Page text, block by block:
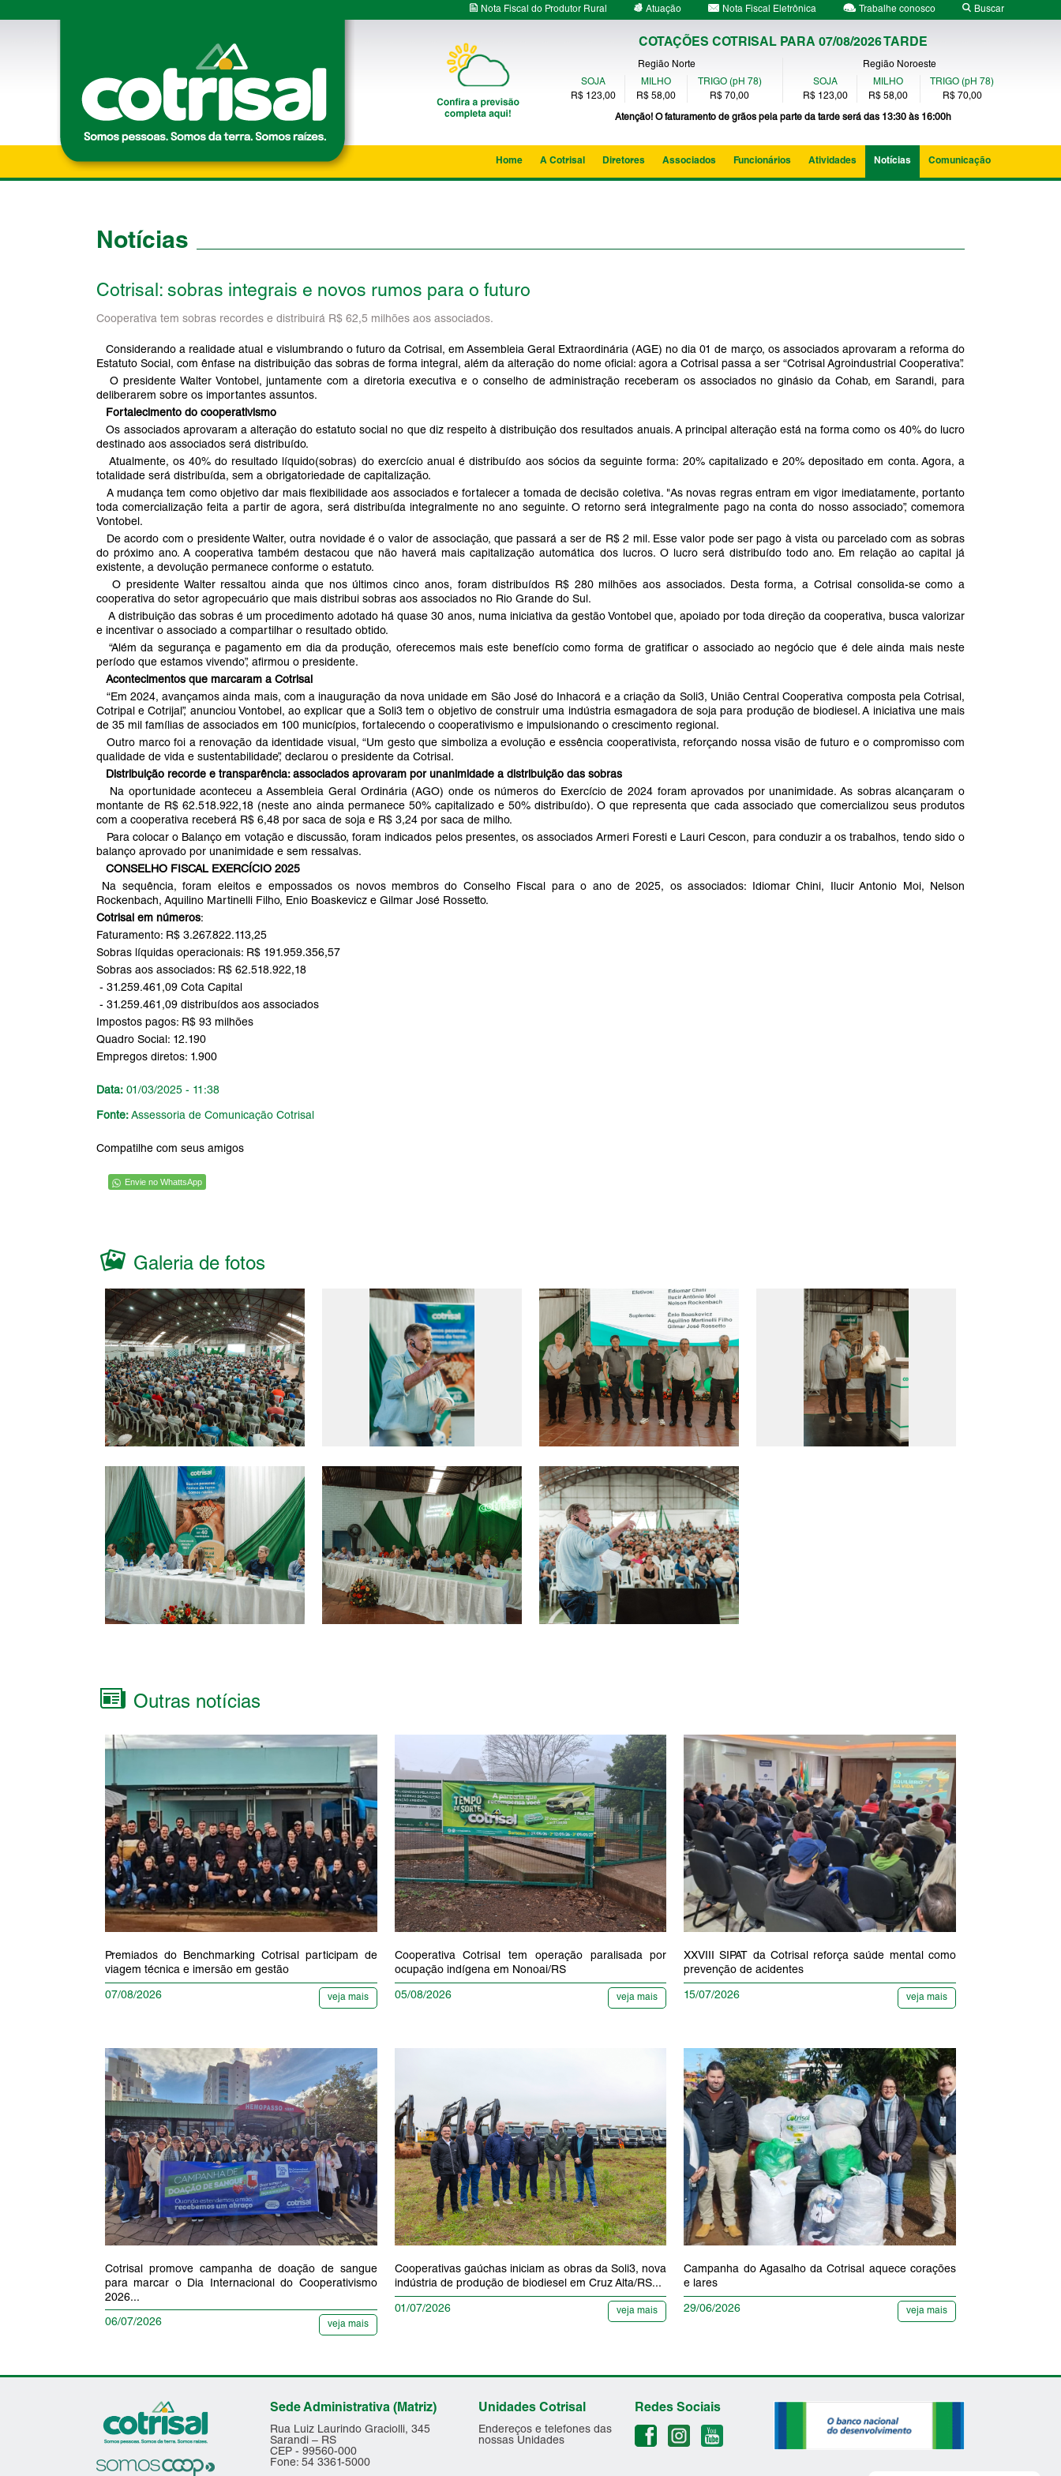
Nota Fiscal do Produtor Rural Atuação Nota Fiscal Eletrônica Trabalhe conosco Buscar
COTAÇÕES COTRISAL PARA 07/08/2026 TARDE
Região Norte
SOJA
R$ 123,00
MILHO
R$ 58,00
TRIGO (pH 78)
R$ 70,00
Região Noroeste
SOJA
R$ 123,00
MILHO
R$ 58,00
TRIGO (pH 78)
R$ 70,00
Atenção! O faturamento de grãos pela parte da tarde será das 13:30 às 16:00h
Home A Cotrisal Diretores Associados Funcionários Atividades Notícias Comunicação
Notícias
Cotrisal: sobras integrais e novos rumos para o futuro
Cooperativa tem sobras recordes e distribuirá R$ 62,5 milhões aos associados.
Considerando a realidade atual e vislumbrando o futuro da Cotrisal, em Assembleia Geral Extraordinária (AGE) no dia 01 de março, os associados aprovaram a reforma do
Estatuto Social, com ênfase na distribuição das sobras de forma integral, além da alteração do nome oficial: agora a Cotrisal passa a ser “Cotrisal Agroindustrial Cooperativa”.
O presidente Walter Vontobel, juntamente com a diretoria executiva e o conselho de administração receberam os associados no ginásio da Cohab, em Sarandi, para
deliberarem sobre os importantes assuntos.
Fortalecimento do cooperativismo
Os associados aprovaram a alteração do estatuto social no que diz respeito à distribuição dos resultados anuais. A principal alteração está na forma como os 40% do lucro
destinado aos associados será distribuído.
Atualmente, os 40% do resultado líquido(sobras) do exercício anual é distribuído aos sócios da seguinte forma: 20% capitalizado e 20% depositado em conta. Agora, a
totalidade será distribuída, sem a obrigatoriedade de capitalização.
A mudança tem como objetivo dar mais flexibilidade aos associados e fortalecer a tomada de decisão coletiva. "As novas regras entram em vigor imediatamente, portanto
toda comercialização feita a partir de agora, será distribuída integralmente no ano seguinte. O retorno será integralmente pago na conta do nosso associado”, comemora
Vontobel.
De acordo com o presidente Walter, outra novidade é o valor de associação, que passará a ser de R$ 2 mil. Esse valor pode ser pago à vista ou parcelado com as sobras
do próximo ano. A cooperativa também destacou que não haverá mais capitalização automática dos lucros. O lucro será distribuído todo ano. Em relação ao capital já
existente, a devolução permanece conforme o estatuto.
O presidente Walter ressaltou ainda que nos últimos cinco anos, foram distribuídos R$ 280 milhões aos associados. Desta forma, a Cotrisal consolida-se como a
cooperativa do setor agropecuário que mais distribui sobras aos associados no Rio Grande do Sul.
A distribuição das sobras é um procedimento adotado há quase 30 anos, numa iniciativa da gestão Vontobel que, apoiado por toda direção da cooperativa, busca valorizar
e incentivar o associado a compartilhar o resultado obtido.
“Além da segurança e pagamento em dia da produção, oferecemos mais este benefício como forma de gratificar o associado ao negócio que é dele ainda mais neste
período que estamos vivendo”, afirmou o presidente.
Acontecimentos que marcaram a Cotrisal
“Em 2024, avançamos ainda mais, com a inauguração da nova unidade em São José do Inhacorá e a criação da Soli3, União Central Cooperativa composta pela Cotrisal,
Cotripal e Cotrijal”, anunciou Vontobel, ao explicar que a Soli3 tem o objetivo de construir uma indústria esmagadora de soja para produção de biodiesel. A iniciativa une mais
de 35 mil famílias de associados em 100 municípios, fortalecendo o cooperativismo e impulsionando o crescimento regional.
Outro marco foi a renovação da identidade visual, “Um gesto que simboliza a evolução e essência cooperativista, reforçando nossa visão de futuro e o compromisso com
qualidade de vida e sustentabilidade”, declarou o presidente da Cotrisal.
Distribuição recorde e transparência: associados aprovaram por unanimidade a distribuição das sobras
Na oportunidade aconteceu a Assembleia Geral Ordinária (AGO) onde os números do Exercício de 2024 foram aprovados por unanimidade. As sobras alcançaram o
montante de R$ 62.518.922,18 (neste ano ainda permanece 50% capitalizado e 50% distribuído). O que representa que cada associado que comercializou seus produtos
com a cooperativa receberá R$ 6,48 por saca de soja e R$ 3,24 por saca de milho.
Para colocar o Balanço em votação e discussão, foram indicados pelos presentes, os associados Armeri Foresti e Lauri Cescon, para conduzir a os trabalhos, tendo sido o
balanço aprovado por unanimidade e sem ressalvas.
CONSELHO FISCAL EXERCÍCIO 2025
Na sequência, foram eleitos e empossados os novos membros do Conselho Fiscal para o ano de 2025, os associados: Idiomar Chini, Ilucir Antonio Moi, Nelson
Rockenbach, Aquilino Martinelli Filho, Enio Boaskevicz e Gilmar José Rossetto.
Cotrisal em números:
Faturamento: R$ 3.267.822.113,25
Sobras líquidas operacionais: R$ 191.959.356,57
Sobras aos associados: R$ 62.518.922,18
- 31.259.461,09 Cota Capital
- 31.259.461,09 distribuídos aos associados
Impostos pagos: R$ 93 milhões
Quadro Social: 12.190
Empregos diretos: 1.900
Data: 01/03/2025 - 11:38
Fonte: Assessoria de Comunicação Cotrisal
Compatilhe com seus amigos
Envie no WhattsApp
Galeria de fotos
Outras notícias
Premiados do Benchmarking Cotrisal participam de
viagem técnica e imersão em gestão
07/08/2026 veja mais
Cooperativa Cotrisal tem operação paralisada por
ocupação indígena em Nonoai/RS
05/08/2026 veja mais
XXVIII SIPAT da Cotrisal reforça saúde mental como
prevenção de acidentes
15/07/2026 veja mais
Cotrisal promove campanha de doação de sangue
para marcar o Dia Internacional do Cooperativismo
2026...
06/07/2026 veja mais
Cooperativas gaúchas iniciam as obras da Soli3, nova
indústria de produção de biodiesel em Cruz Alta/RS...
01/07/2026 veja mais
Campanha do Agasalho da Cotrisal aquece corações
e lares
29/06/2026 veja mais
Sede Administrativa (Matriz)
Rua Luiz Laurindo Graciolli, 345
Sarandi – RS
CEP - 99560-000
Fone: 54 3361-5000
Unidades Cotrisal
Endereços e telefones das
nossas Unidades
Redes Sociais